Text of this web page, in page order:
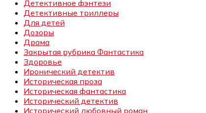
Детективное фэнтези
Детективные триллеры
Для детей
Дозоры
Драма
Закрытая рубрика Фантастика
Здоровье
Иронический детектив
Историческая проза
Историческая фантастика
Исторический детектив
Исторический любовный роман